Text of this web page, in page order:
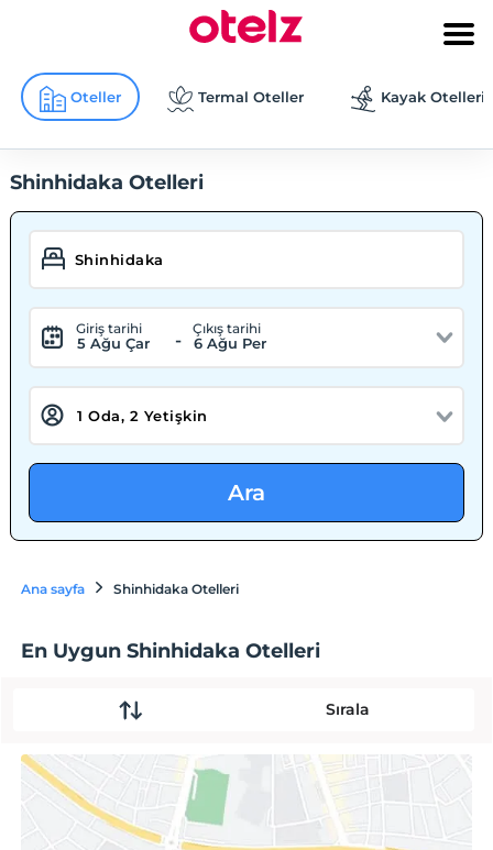
Oteller Termal Oteller Kayak Otelleri
Shinhidaka Otelleri
Giriş tarihi
5 Ağu Çar -
Çıkış tarihi
6 Ağu Per
Ara
Ana sayfa Shinhidaka Otelleri
En Uygun Shinhidaka Otelleri
Sırala